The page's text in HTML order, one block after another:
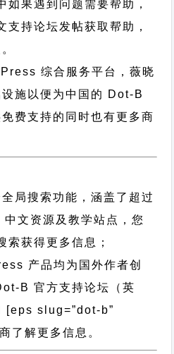
果遇到问题需要帮助，
支持论坛发帖获取帮助，
综合服务平台，薇晓
施以便为中国的 Dot-B
费支持的同时也有更多商
局搜索功能，涵盖了超过
文资源及教学站点，您
索获得更多信息；
产品均为国外作者创
B 官方支持论坛
（英
[eps slug=”dot-b”
了解更多信息。